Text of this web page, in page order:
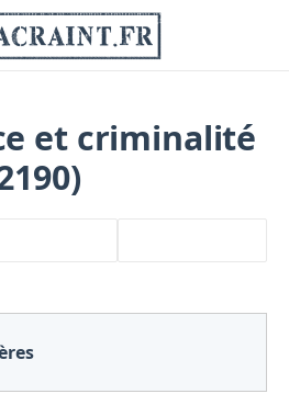
et criminalité